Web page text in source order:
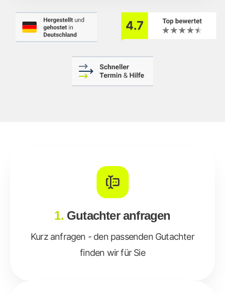
1. Gutachter anfragen
Kurz anfragen - den passenden Gutachter
finden wir für Sie